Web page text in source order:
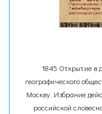
1845 Открытие в
географического
Москву. Избрание
российской